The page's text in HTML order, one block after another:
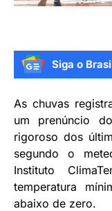
Siga o
As chuvas
um prenúncio
rigoroso dos
segundo o
Instituto
temperatura
abaixo de zero.